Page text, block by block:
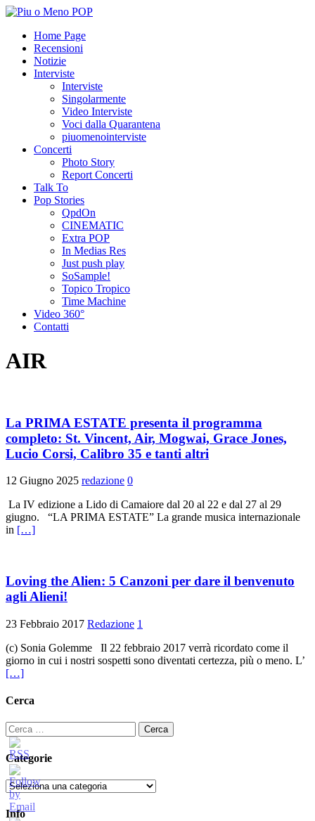
Home Page
Recensioni
Notizie
Interviste
Interviste
Singolarmente
Video Interviste
Voci dalla Quarantena
piuomenointerviste
Concerti
Photo Story
Report Concerti
Talk To
Pop Stories
QpdOn
CINEMATIC
Extra POP
In Medias Res
Just push play
SoSample!
Topico Tropico
Time Machine
Video 360°
Contatti
AIR
La PRIMA ESTATE presenta il programma
completo: St. Vincent, Air, Mogwai, Grace Jones,
Lucio Corsi, Calibro 35 e tanti altri
12 Giugno 2025 redazione 0
La IV edizione a Lido di Camaiore dal 20 al 22 e dal 27 al 29
giugno. “LA PRIMA ESTATE” La grande musica internazionale
in […]
Loving the Alien: 5 Canzoni per dare il benvenuto
agli Alieni!
23 Febbraio 2017 Redazione 1
(c) Sonia Golemme Il 22 febbraio 2017 verrà ricordato come il
giorno in cui i nostri sospetti sono diventati certezza, più o meno. L’
[…]
Cerca
Ricerca
per:
Categorie
Categorie
Info